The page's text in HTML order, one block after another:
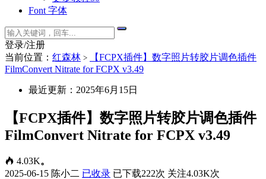
Font 字体
登录/注册
当前位置： 红森林 >
【FCPX插件】数字照片转胶片调色插件
FilmConvert Nitrate for FCPX v3.49
最近更新：2025年6月15日
【FCPX插件】数字照片转胶片调色插件
FilmConvert Nitrate for FCPX v3.49
4.03K。
2025-06-15 陈小二 已收录 已下载222次 关注4.03K次